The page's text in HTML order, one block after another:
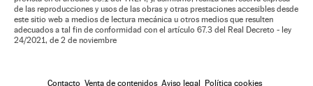
de las reproducciones y usos de las obras y otras prestaciones accesibles desde
este sitio web a medios de lectura mecánica u otros medios que resulten
adecuados a tal fin de conformidad con el artículo 67.3 del Real Decreto - ley
24/2021, de 2 de noviembre
Contacto Venta de contenidos Aviso legal Política cookies